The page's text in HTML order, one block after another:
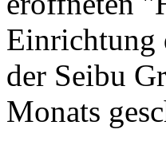
Einrichtung
der Seibu
Monats